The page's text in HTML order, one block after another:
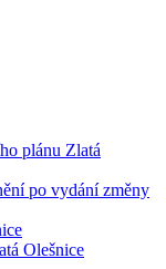
plánu Zlatá
po vydání změny
Olešnice